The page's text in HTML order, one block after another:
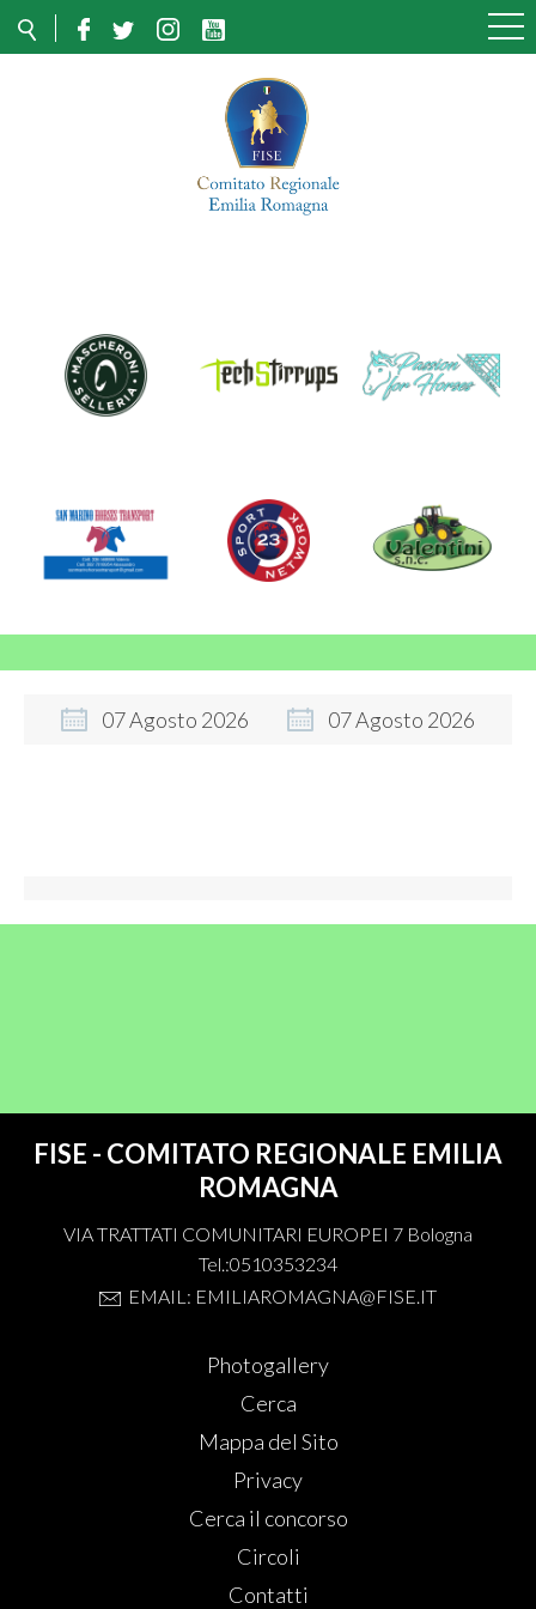
07Agosto 2026 07Agosto 2026
FISE - COMITATO REGIONALE EMILIA
ROMAGNA
VIA TRATTATI COMUNITARI EUROPEI 7 Bologna
Tel.:0510353234
EMAIL: EMILIAROMAGNA@FISE.IT
Photogallery
Cerca
Mappa del Sito
Privacy
Cerca il concorso
Circoli
Contatti